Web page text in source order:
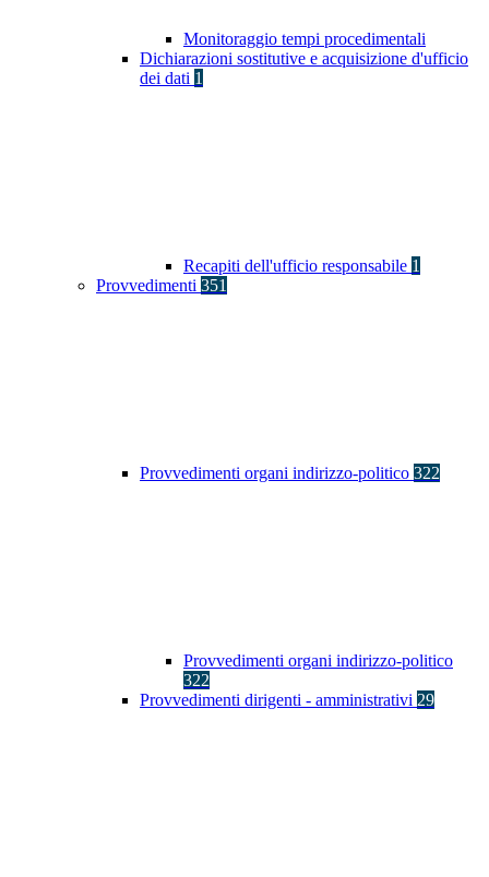
Monitoraggio tempi procedimentali
Dichiarazioni sostitutive e acquisizione d'ufficio
dei dati 1
Recapiti dell'ufficio responsabile 1
Provvedimenti 351
Provvedimenti organi indirizzo-politico 322
Provvedimenti organi indirizzo-politico
322
Provvedimenti dirigenti - amministrativi 29